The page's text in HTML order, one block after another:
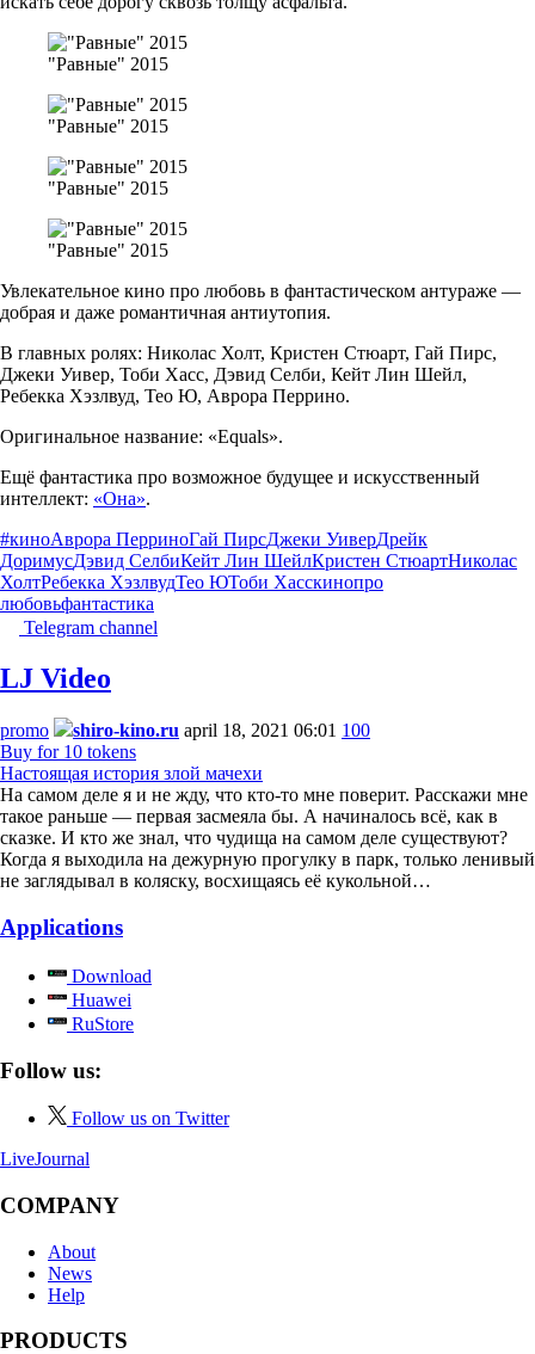
"Равные" 2015
"Равные" 2015
"Равные" 2015
"Равные" 2015
Увлекательное кино про любовь в фантастическом антураже —
добрая и даже романтичная антиутопия.
В главных ролях: Николас Холт, Кристен Стюарт, Гай Пирс,
Джеки Уивер, Тоби Хасс, Дэвид Селби, Кейт Лин Шейл,
Ребекка Хэзлвуд, Тео Ю, Аврора Перрино.
Оригинальное название: «Equals».
Ещё фантастика про возможное будущее и искусственный
интеллект: «Она».
#киноАврора ПерриноГай ПирсДжеки УиверДрейк
ДоримусДэвид СелбиКейт Лин ШейлКристен СтюартНиколас
ХолтРебекка ХэзлвудТео ЮТоби Хасскинопро
любовьфантастика
Telegram channel
LJ Video
promo shiro-kino.ru april 18, 2021 06:01 100
Buy for 10 tokens
Настоящая история злой мачехи
На самом деле я и не жду, что кто-то мне поверит. Расскажи мне
такое раньше — первая засмеяла бы. А начиналось всё, как в
сказке. И кто же знал, что чудища на самом деле существуют?
Когда я выходила на дежурную прогулку в парк, только ленивый
не заглядывал в коляску, восхищаясь её кукольной…
Applications
Download
Huawei
RuStore
Follow us:
Follow us on Twitter
LiveJournal
COMPANY
About
News
Help
PRODUCTS